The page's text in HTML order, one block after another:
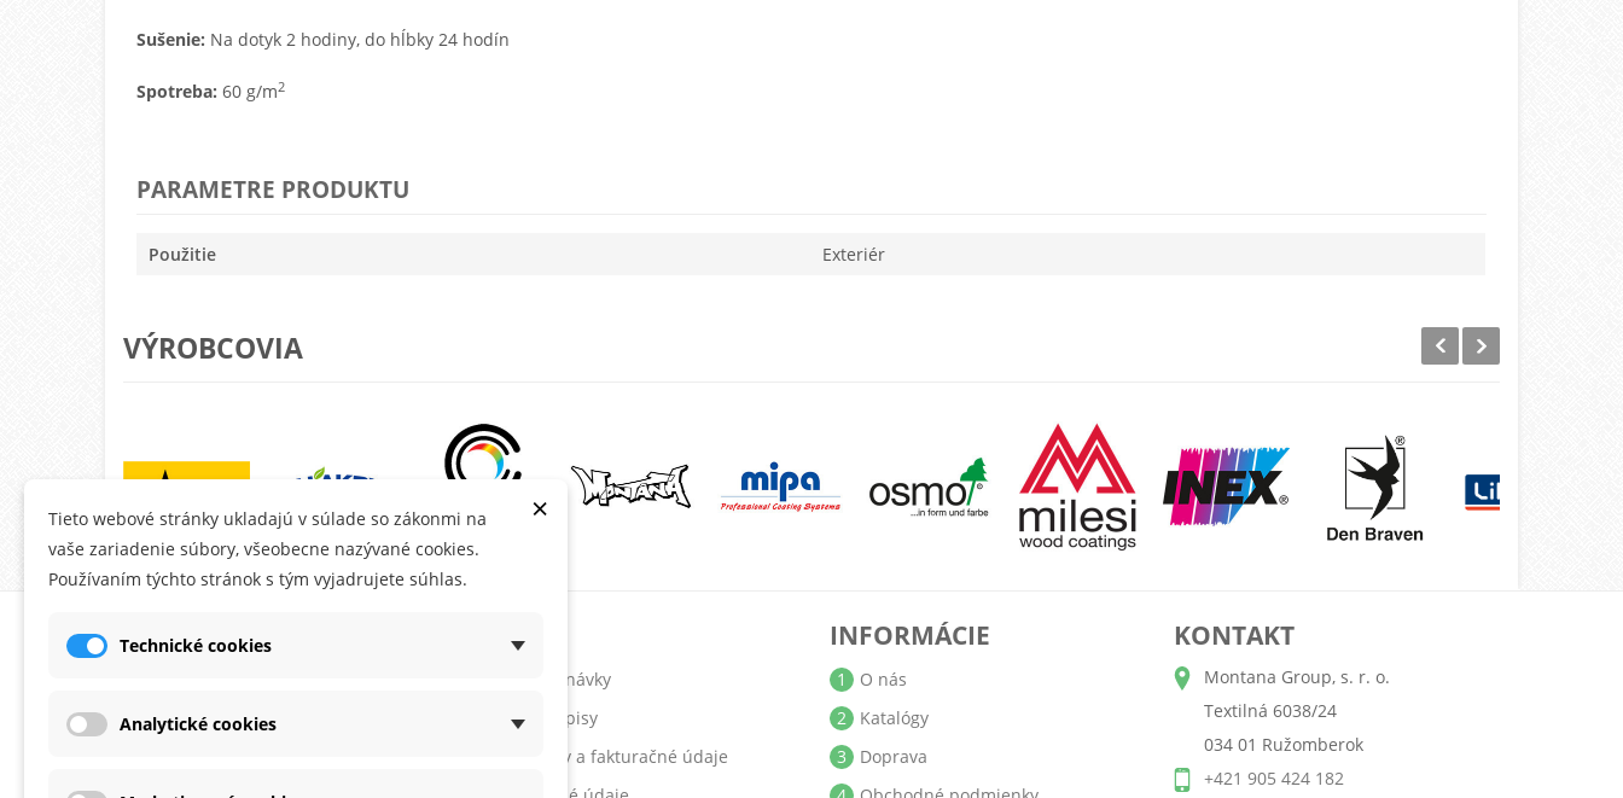
Sušenie: Na dotyk 2 hodiny, do hĺbky 24 hodín
Spotreba: 60 g/m2
PARAMETRE PRODUKTU
Použitie Exteriér
VÝROBCOVIA
O MONTANA.SK ÚČET
Objednávky
Dobropisy
Adresy a fakturačné údaje
INFORMÁCIE
O nás
1
Katalógy
2
Doprava
3
KONTAKT
Montana Group, s. r. o.
Textilná 6038/24
034 01 Ružomberok
+421 905 424 182
×
Tieto webové stránky ukladajú v súlade so zákonmi na
vaše zariadenie súbory, všeobecne nazývané cookies.
Používaním týchto stránok s tým vyjadrujete súhlas.
Technické cookies
Analytické cookies